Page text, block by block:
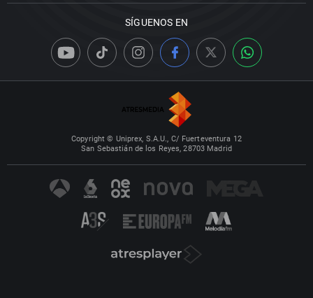
SÍGUENOS EN
Copyright © Uniprex, S.A.U., C/ Fuerteventura 12
San Sebastián de los Reyes, 28703 Madrid